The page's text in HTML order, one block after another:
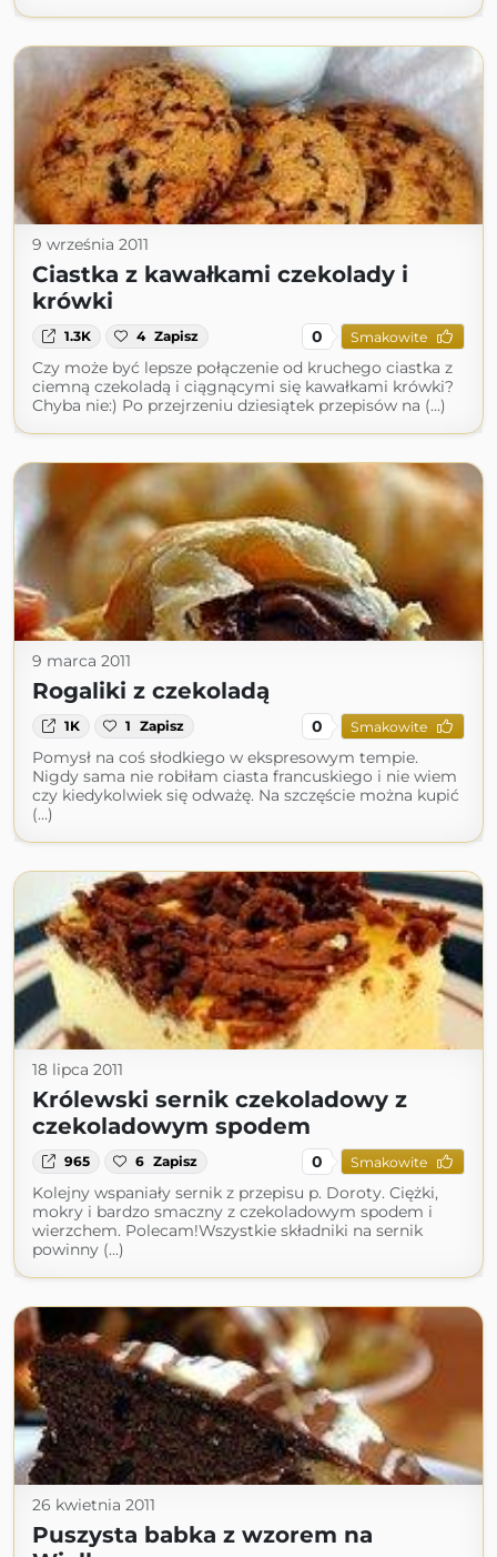
9 września 2011
Ciastka z kawałkami czekolady i
krówki
1.3K 4 Zapisz 0 Smakowite
Czy może być lepsze połączenie od kruchego ciastka z
ciemną czekoladą i ciągnącymi się kawałkami krówki?
Chyba nie:) Po przejrzeniu dziesiątek przepisów na (...)
9 marca 2011
Rogaliki z czekoladą
1K 1 Zapisz 0 Smakowite
Pomysł na coś słodkiego w ekspresowym tempie.
Nigdy sama nie robiłam ciasta francuskiego i nie wiem
czy kiedykolwiek się odważę. Na szczęście można kupić
(...)
18 lipca 2011
Królewski sernik czekoladowy z
czekoladowym spodem
965 6 Zapisz 0 Smakowite
Kolejny wspaniały sernik z przepisu p. Doroty. Ciężki,
mokry i bardzo smaczny z czekoladowym spodem i
wierzchem. Polecam!Wszystkie składniki na sernik
powinny (...)
26 kwietnia 2011
Puszysta babka z wzorem na